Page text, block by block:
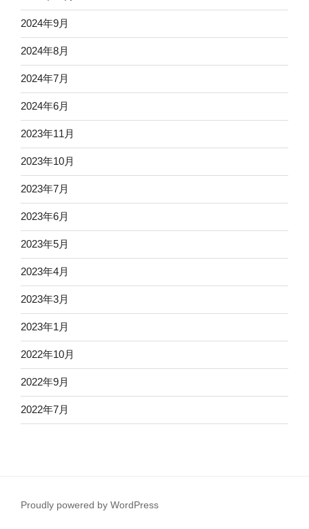
2024年9月
2024年8月
2024年7月
2024年6月
2023年11月
2023年10月
2023年7月
2023年6月
2023年5月
2023年4月
2023年3月
2023年1月
2022年10月
2022年9月
2022年7月
Proudly powered by WordPress